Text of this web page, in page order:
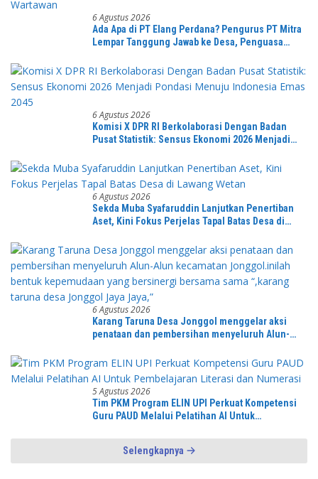
6 Agustus 2026
Ada Apa di PT Elang Perdana? Pengurus PT Mitra
Lempar Tanggung Jawab ke Desa, Penguasa
6 Agustus 2026
Komisi X DPR RI Berkolaborasi Dengan Badan
Pusat Statistik: Sensus Ekonomi 2026 Menjadi
6 Agustus 2026
Sekda Muba Syafaruddin Lanjutkan Penertiban
Aset, Kini Fokus Perjelas Tapal Batas Desa di
6 Agustus 2026
Karang Taruna Desa Jonggol menggelar aksi
penataan dan pembersihan menyeluruh Alun-
kepemudaan yang bersinergi bersama sama
“,karang taruna desa Jonggol Jaya Jaya,”
5 Agustus 2026
Tim PKM Program ELIN UPI Perkuat Kompetensi
Guru PAUD Melalui Pelatihan AI Untuk
Selengkapnya